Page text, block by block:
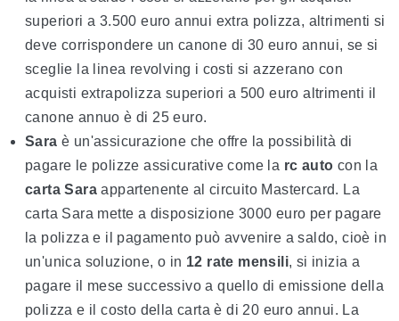
superiori a 3.500 euro annui extra polizza, altrimenti si
deve corrispondere un canone di 30 euro annui, se si
sceglie la linea revolving i costi si azzerano con
acquisti extrapolizza superiori a 500 euro altrimenti il
canone annuo è di 25 euro.
Sara è un'assicurazione che offre la possibilità di
pagare le polizze assicurative come la rc auto con la
carta Sara appartenente al circuito Mastercard. La
carta Sara mette a disposizione 3000 euro per pagare
la polizza e il pagamento può avvenire a saldo, cioè in
un'unica soluzione, o in 12 rate mensili, si inizia a
pagare il mese successivo a quello di emissione della
polizza e il costo della carta è di 20 euro annui. La